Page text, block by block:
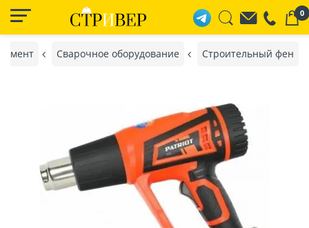
0
Сварочное оборудование Строительный фен